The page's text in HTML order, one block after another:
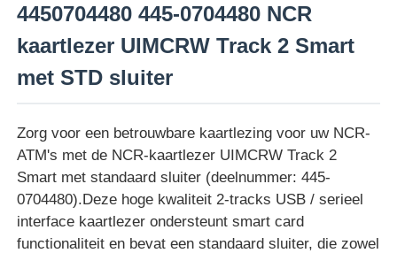
4450704480 445-0704480 NCR
kaartlezer UIMCRW Track 2 Smart
met STD sluiter
Zorg voor een betrouwbare kaartlezing voor uw NCR-
ATM's met de NCR-kaartlezer UIMCRW Track 2
Smart met standaard sluiter (deelnummer: 445-
0704480).Deze hoge kwaliteit 2-tracks USB / serieel
interface kaartlezer ondersteunt smart card
functionaliteit en bevat een standaard sluiter, die zowel